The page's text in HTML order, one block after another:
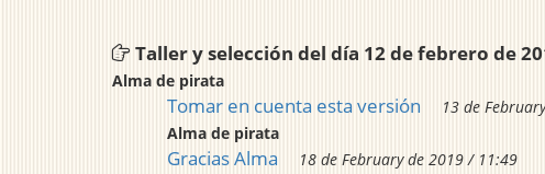
Taller y selección del día 12 de febrero de
Alma de pirata
Tomar en cuenta esta versión
13 de
Alma de pirata
Gracias Alma
18 de February de 2019 / 11:49